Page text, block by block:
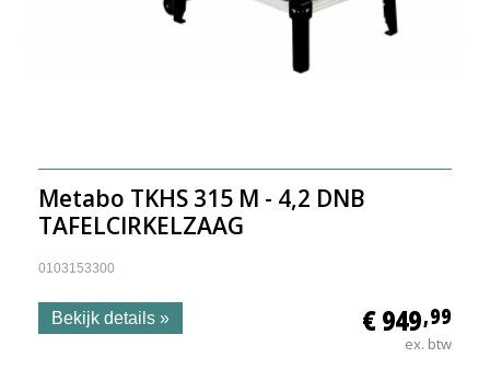
Metabo TKHS 315 M - 4,2 DNB
TAFELCIRKELZAAG
0103153300
€ 949,99
ex. btw
Bekijk details »